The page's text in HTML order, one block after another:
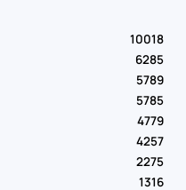
10018
6285
5789
5785
4779
4257
2275
1316